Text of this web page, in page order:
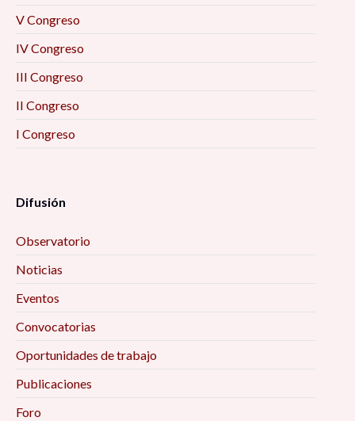
V Congreso
IV Congreso
III Congreso
II Congreso
I Congreso
Difusión
Observatorio
Noticias
Eventos
Convocatorias
Oportunidades de trabajo
Publicaciones
Foro